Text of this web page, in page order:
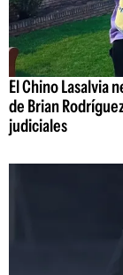
El Chino Lasalvia
de Brian
judiciales